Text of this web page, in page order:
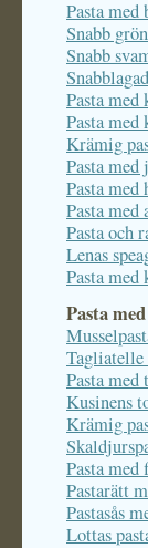
Pasta
Snabb
Snabb
Pasta med
Pasta med
Krämig
Pasta med
Pasta med
Pasta
Pasta och
Lenas
Pasta
Pasta
Pasta med
Kusinens
Krämig
Pasta med
Pastarätt
Pastasås
Lottas